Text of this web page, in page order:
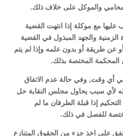
والموكل على خلاف ذلك.
عليها مع موكلة إذا انتهت القضية
الزمنية والجهد المبذول في القضية
عن طريقة أو بدون علمه وإذا لم يتم
المحكمة المختصة بذلك.
في أي وقت, وفي حالة عدم الاتفاق
لأي سبب يحاول مجلس النقابة حل
إذا قبلة الطرفان ما لم
للفصل في ذلك.
يتفق على اخذ جزء من الحقوق المتنازع